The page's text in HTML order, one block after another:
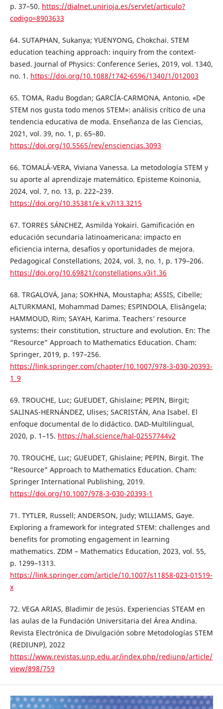
p. 37–50. https://dialnet.unirioja.es/servlet/articulo?
codigo=8903633
64. SUTAPHAN, Sukanya; YUENYONG, Chokchai. STEM
education teaching approach: inquiry from the context-
based. Journal of Physics: Conference Series, 2019, vol. 1340,
no. 1. https://doi.org/10.1088/1742-6596/1340/1/012003
65. TOMA, Radu Bogdan; GARCÍA-CARMONA, Antonio. «De
STEM nos gusta todo menos STEM»: análisis crítico de una
tendencia educativa de moda. Enseñanza de las Ciencias,
2021, vol. 39, no. 1, p. 65–80.
https://doi.org/10.5565/rev/ensciencias.3093
66. TOMALÁ-VERA, Viviana Vanessa. La metodología STEM y
su aporte al aprendizaje matemático. Episteme Koinonia,
2024, vol. 7, no. 13, p. 222–239.
https://doi.org/10.35381/e.k.v7i13.3215
67. TORRES SÁNCHEZ, Asmilda Yokairi. Gamificación en
educación secundaria latinoamericana: impacto en
eficiencia interna, desafíos y oportunidades de mejora.
Pedagogical Constellations, 2024, vol. 3, no. 1, p. 179–206.
https://doi.org/10.69821/constellations.v3i1.36
68. TRGALOVÁ, Jana; SOKHNA, Moustapha; ASSIS, Cibelle;
ALTURKMANI, Mohammad Dames; ESPINDOLA, Elisângela;
HAMMOUD, Rim; SAYAH, Karima. Teachers’ resource
systems: their constitution, structure and evolution. En: The
“Resource” Approach to Mathematics Education. Cham:
Springer, 2019, p. 197–256.
https://link.springer.com/chapter/10.1007/978-3-030-20393-
1_9
69. TROUCHE, Luc; GUEUDET, Ghislaine; PEPIN, Birgit;
SALINAS-HERNÁNDEZ, Ulises; SACRISTÁN, Ana Isabel. El
enfoque documental de lo didáctico. DAD-Multilingual,
2020, p. 1–15. https://hal.science/hal-02557744v2
70. TROUCHE, Luc; GUEUDET, Ghislaine; PEPIN, Birgit. The
“Resource” Approach to Mathematics Education. Cham:
Springer International Publishing, 2019.
https://doi.org/10.1007/978-3-030-20393-1
71. TYTLER, Russell; ANDERSON, Judy; WILLIAMS, Gaye.
Exploring a framework for integrated STEM: challenges and
benefits for promoting engagement in learning
mathematics. ZDM – Mathematics Education, 2023, vol. 55,
p. 1299–1313.
https://link.springer.com/article/10.1007/s11858-023-01519-
x
72. VEGA ARIAS, Bladimir de Jesús. Experiencias STEAM en
las aulas de la Fundación Universitaria del Área Andina.
Revista Electrónica de Divulgación sobre Metodologías STEM
(REDIUNP), 2022
https://www.revistas.unp.edu.ar/index.php/rediunp/article/
view/898/759